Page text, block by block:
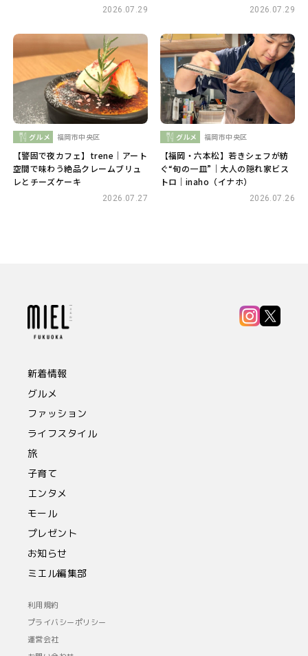
2026.07.29 2026.07.29
グルメ 福岡市中央区
【警固で夜カフェ】trene｜アート
空間で味わう絶品クレームブリュ
レとチーズケーキ
2026.07.27
グルメ 福岡市中央区
【福岡・六本松】若きシェフが紡
ぐ“旬の一皿”｜大人の隠れ家ビス
トロ｜inaho（イナホ）
2026.07.26
新着情報
グルメ
ファッション
ライフスタイル
旅
子育て
エンタメ
モール
プレゼント
お知らせ
ミエル編集部
利用規約
プライバシーポリシー
運営会社